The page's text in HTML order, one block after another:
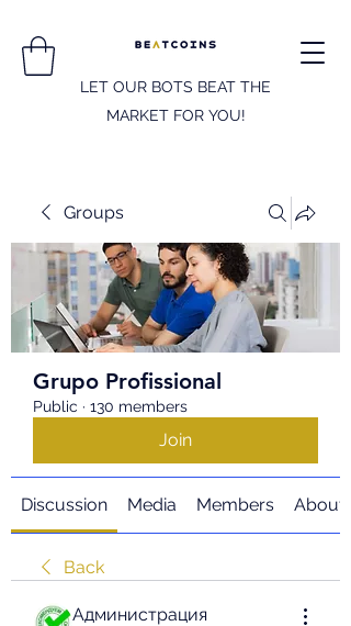
LET OUR BOTS BEAT THE
MARKET FOR YOU!
Groups
Grupo Profissional
Public · 130 members
Join
Discussion Media Members About
Back
Администрация